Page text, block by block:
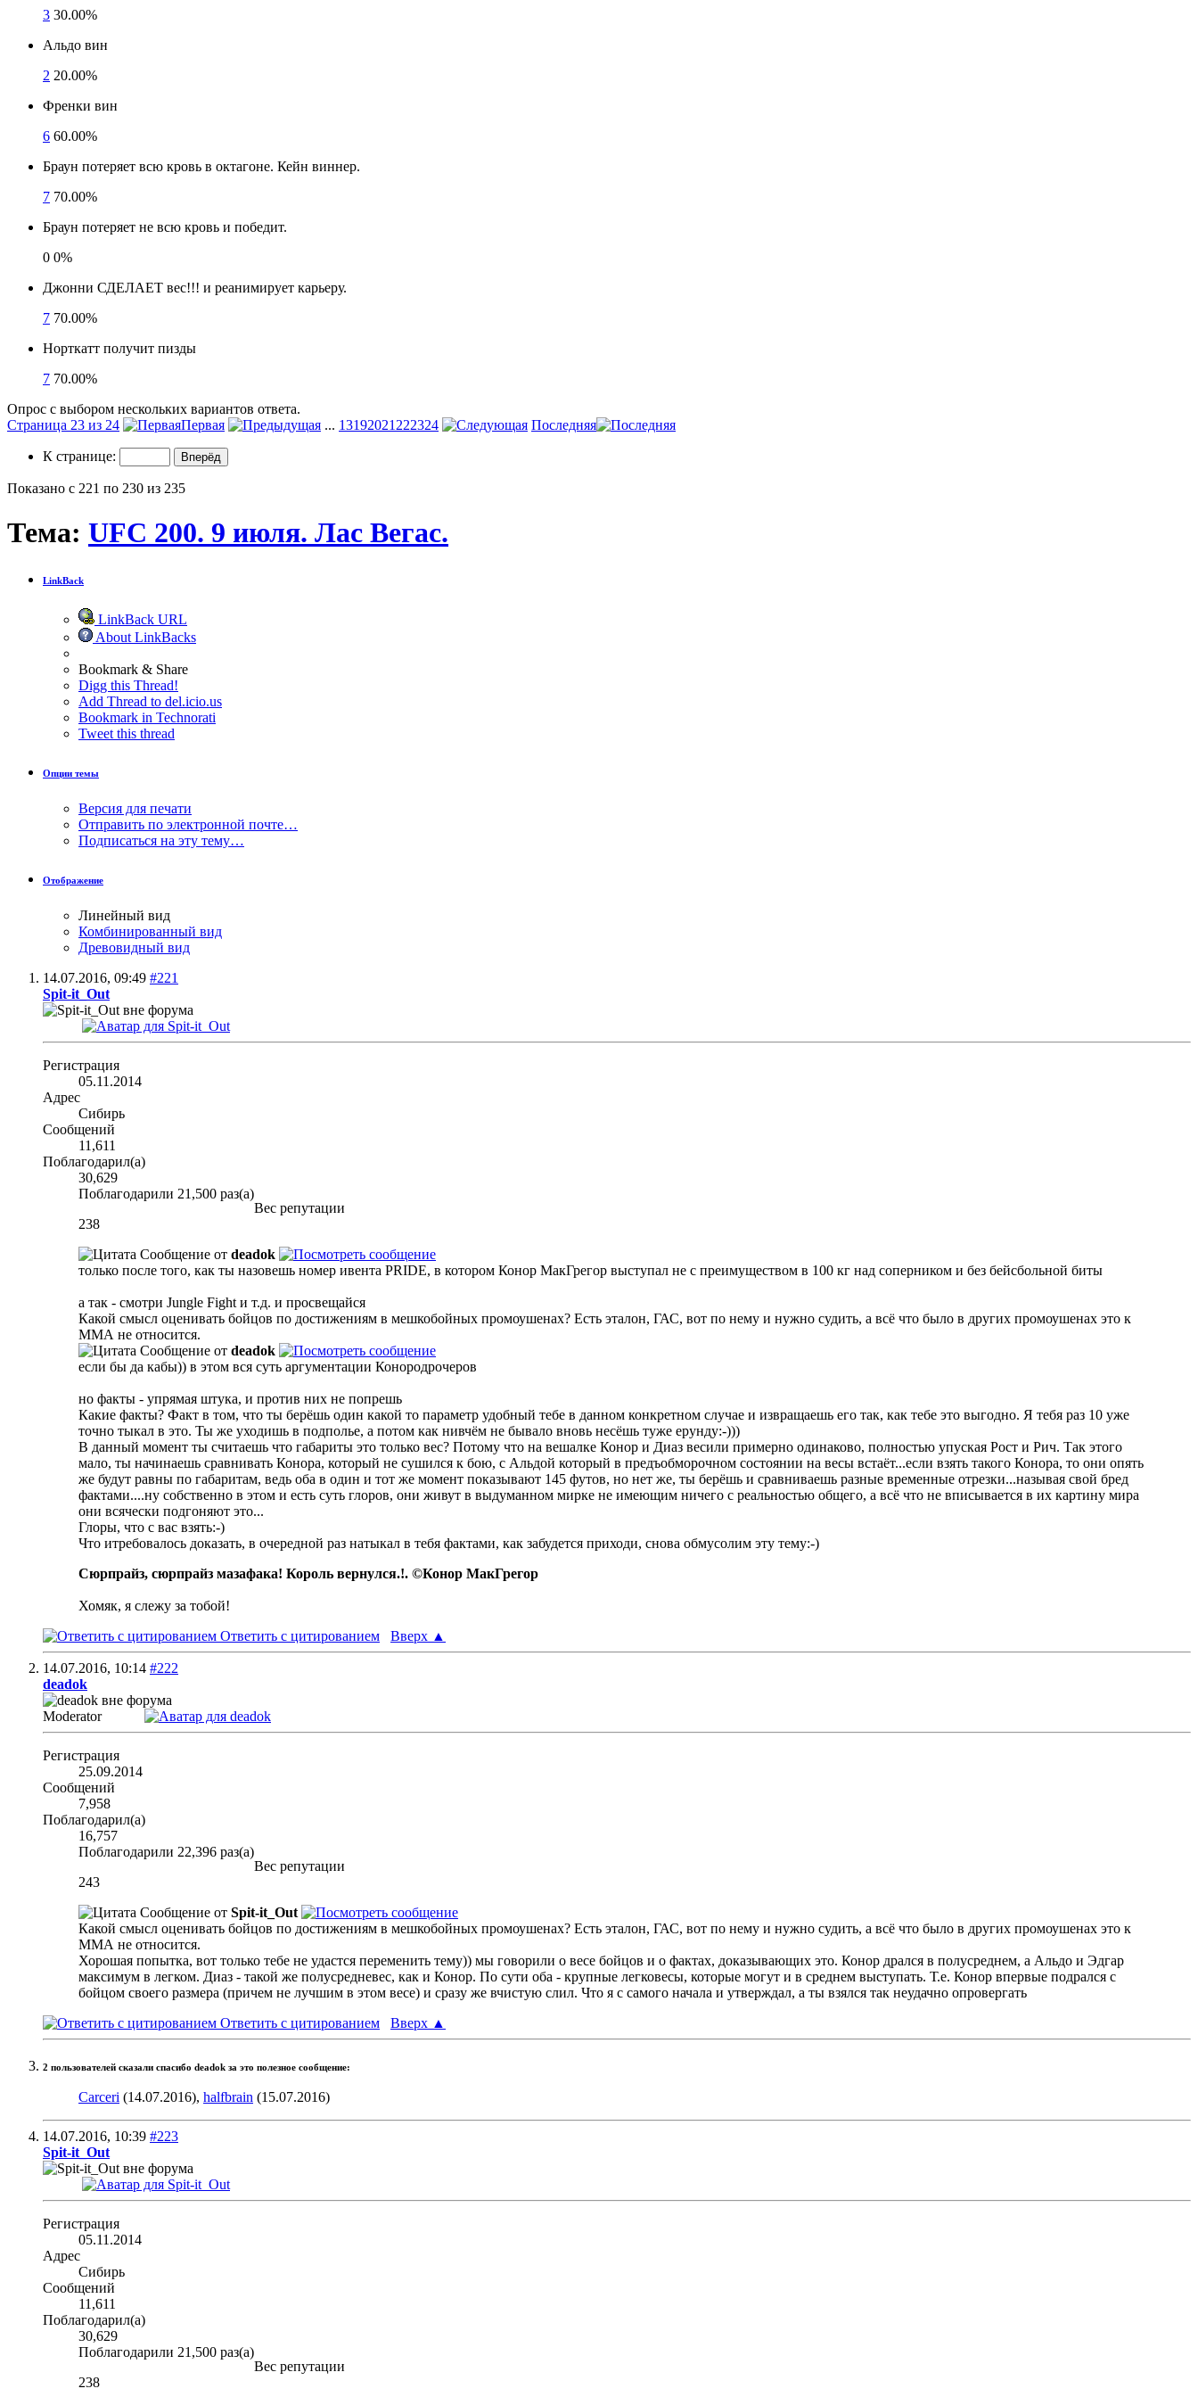
3 30.00%
Альдо вин
2 20.00%
Френки вин
6 60.00%
Браун потеряет всю кровь в октагоне. Кейн виннер.
7 70.00%
Браун потеряет не всю кровь и победит.
0 0%
Джонни СДЕЛАЕТ вес!!! и реанимирует карьеру.
7 70.00%
Норткатт получит пизды
7 70.00%
Опрос с выбором нескольких вариантов ответа.
Страница 23 из 24
Первая ... 13192021222324 Последняя
К странице:
Показано с 221 по 230 из 235
Тема: UFC 200. 9 июля. Лас Вегас.
LinkBack
LinkBack URL
About LinkBacks
Bookmark & Share
Digg this Thread!
Add Thread to del.icio.us
Bookmark in Technorati
Tweet this thread
Опции темы
Версия для печати
Отправить по электронной почте…
Подписаться на эту тему…
Отображение
Линейный вид
Комбинированный вид
Древовидный вид
14.07.2016, 09:49 #221
Spit-it_Out
Регистрация
05.11.2014
Адрес
Сибирь
Сообщений
11,611
Поблагодарил(а)
30,629
Поблагодарили 21,500 раз(а)
Вес репутации
238
Сообщение от deadok
только после того, как ты назовешь номер ивента PRIDE, в котором Конор МакГрегор выступал не с преимуществом в 100 кг над соперником и без бейсбольной биты
а так - смотри Jungle Fight и т.д. и просвещайся
Какой смысл оценивать бойцов по достижениям в мешкобойных промоушенах? Есть эталон, ГАС, вот по нему и нужно судить, а всё что было в других промоушенах это к
ММА не относится.
Сообщение от deadok
если бы да кабы)) в этом вся суть аргументации Конородрочеров
но факты - упрямая штука, и против них не попрешь
Какие факты? Факт в том, что ты берёшь один какой то параметр удобный тебе в данном конкретном случае и извращаешь его так, как тебе это выгодно. Я тебя раз 10 уже
точно тыкал в это. Ты же уходишь в подполье, а потом как нивчём не бывало вновь несёшь туже ерунду:-)))
В данный момент ты считаешь что габариты это только вес? Потому что на вешалке Конор и Диаз весили примерно одинаково, полностью упуская Рост и Рич. Так этого
мало, ты начинаешь сравнивать Конора, который не сушился к бою, с Альдой который в предъобморочном состоянии на весы встаёт...если взять такого Конора, то они опять
же будут равны по габаритам, ведь оба в один и тот же момент показывают 145 футов, но нет же, ты берёшь и сравниваешь разные временные отрезки...называя свой бред
фактами....ну собственно в этом и есть суть глоров, они живут в выдуманном мирке не имеющим ничего с реальностью общего, а всё что не вписывается в их картину мира
они всячески подгоняют это...
Глоры, что с вас взять:-)
Что итребовалось доказать, в очередной раз натыкал в тебя фактами, как забудется приходи, снова обмусолим эту тему:-)
Сюрпрайз, сюрпрайз мазафака! Король вернулся.!. ©Конор МакГрегор
Хомяк, я слежу за тобой!
Ответить с цитированием
Вверх ▲
14.07.2016, 10:14 #222
deadok
Moderator
Регистрация
25.09.2014
Сообщений
7,958
Поблагодарил(а)
16,757
Поблагодарили 22,396 раз(а)
Вес репутации
243
Сообщение от Spit-it_Out
Какой смысл оценивать бойцов по достижениям в мешкобойных промоушенах? Есть эталон, ГАС, вот по нему и нужно судить, а всё что было в других промоушенах это к
ММА не относится.
Хорошая попытка, вот только тебе не удастся переменить тему)) мы говорили о весе бойцов и о фактах, доказывающих это. Конор дрался в полусреднем, а Альдо и Эдгар
максимум в легком. Диаз - такой же полусредневес, как и Конор. По сути оба - крупные легковесы, которые могут и в среднем выступать. Т.е. Конор впервые подрался с
бойцом своего размера (причем не лучшим в этом весе) и сразу же вчистую слил. Что я с самого начала и утверждал, а ты взялся так неудачно опровергать
Ответить с цитированием
Вверх ▲
2 пользователей сказали cпасибо deadok за это полезное сообщение:
Carceri (14.07.2016), halfbrain (15.07.2016)
14.07.2016, 10:39 #223
Spit-it_Out
Регистрация
05.11.2014
Адрес
Сибирь
Сообщений
11,611
Поблагодарил(а)
30,629
Поблагодарили 21,500 раз(а)
Вес репутации
238